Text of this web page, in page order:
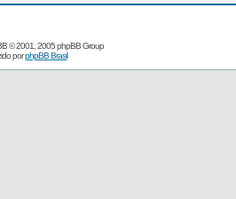
© 2001, 2005 phpBB Group
porphpBB Brasil